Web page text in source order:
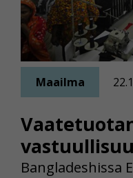
Maailma
Bangladeshissa